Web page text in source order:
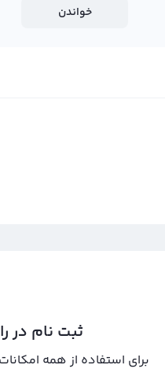
خواندن
ثبت نام در
برای استفاده از همه